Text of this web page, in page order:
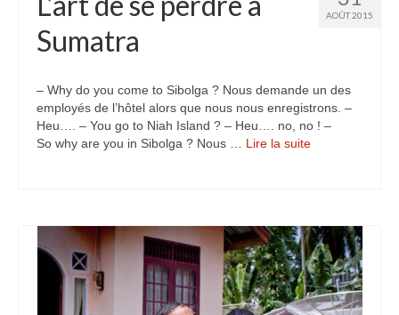
AOÛT 2015
Sumatra
– Why do you come to Sibolga ? Nous demande un des
employés de l’hôtel alors que nous nous enregistrons. –
Heu…. – You go to Niah Island ? – Heu…. no, no ! –
So why are you in Sibolga ? Nous … Lire la suite­­